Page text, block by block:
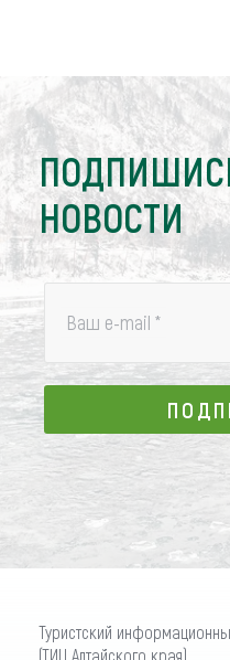
НОВОСТИ
Ваш e-mail *
Туристский
(ТИЦ Алтайского края)